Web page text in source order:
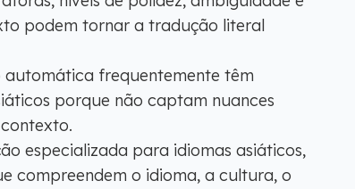
podem tornar a tradução literal
frequentemente têm
porque não captam nuances
especializada para idiomas asiáticos,
compreendem o idioma, a cultura, o